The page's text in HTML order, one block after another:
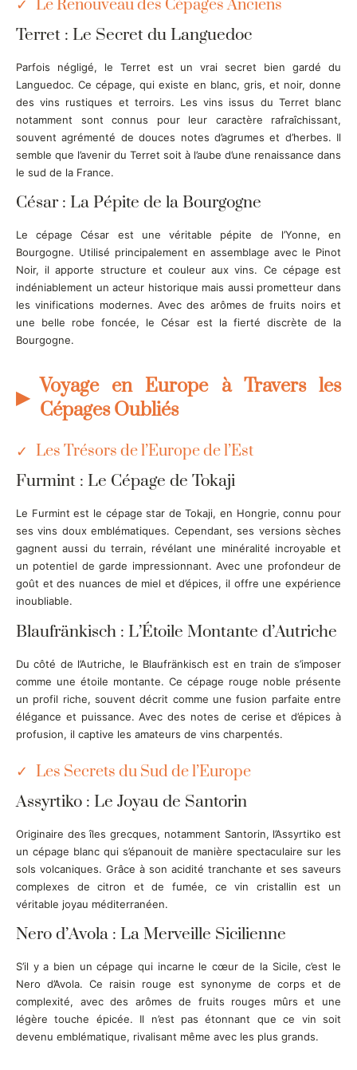
Le Renouveau des Cépages Anciens
Terret : Le Secret du Languedoc
Parfois négligé, le Terret est un vrai secret bien gardé du
Languedoc. Ce cépage, qui existe en blanc, gris, et noir, donne
des vins rustiques et terroirs. Les vins issus du Terret blanc
notamment sont connus pour leur caractère rafraîchissant,
souvent agrémenté de douces notes d’agrumes et d’herbes. Il
semble que l’avenir du Terret soit à l’aube d’une renaissance dans
le sud de la France.
César : La Pépite de la Bourgogne
Le cépage César est une véritable pépite de l’Yonne, en
Bourgogne. Utilisé principalement en assemblage avec le Pinot
Noir, il apporte structure et couleur aux vins. Ce cépage est
indéniablement un acteur historique mais aussi prometteur dans
les vinifications modernes. Avec des arômes de fruits noirs et
une belle robe foncée, le César est la fierté discrète de la
Bourgogne.
Voyage en Europe à Travers les
Cépages Oubliés
Les Trésors de l’Europe de l’Est
Furmint : Le Cépage de Tokaji
Le Furmint est le cépage star de Tokaji, en Hongrie, connu pour
ses vins doux emblématiques. Cependant, ses versions sèches
gagnent aussi du terrain, révélant une minéralité incroyable et
un potentiel de garde impressionnant. Avec une profondeur de
goût et des nuances de miel et d’épices, il offre une expérience
inoubliable.
Blaufränkisch : L’Étoile Montante d’Autriche
Du côté de l’Autriche, le Blaufränkisch est en train de s’imposer
comme une étoile montante. Ce cépage rouge noble présente
un profil riche, souvent décrit comme une fusion parfaite entre
élégance et puissance. Avec des notes de cerise et d’épices à
profusion, il captive les amateurs de vins charpentés.
Les Secrets du Sud de l’Europe
Assyrtiko : Le Joyau de Santorin
Originaire des îles grecques, notamment Santorin, l’Assyrtiko est
un cépage blanc qui s’épanouit de manière spectaculaire sur les
sols volcaniques. Grâce à son acidité tranchante et ses saveurs
complexes de citron et de fumée, ce vin cristallin est un
véritable joyau méditerranéen.
Nero d’Avola : La Merveille Sicilienne
S’il y a bien un cépage qui incarne le cœur de la Sicile, c’est le
Nero d’Avola. Ce raisin rouge est synonyme de corps et de
complexité, avec des arômes de fruits rouges mûrs et une
légère touche épicée. Il n’est pas étonnant que ce vin soit
devenu emblématique, rivalisant même avec les plus grands.